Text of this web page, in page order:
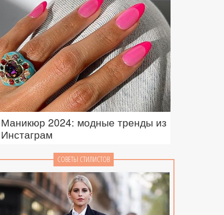
Маникюр 2024: модные тренды из
Инстаграм
СОВЕТЫ СТИЛИСТОВ